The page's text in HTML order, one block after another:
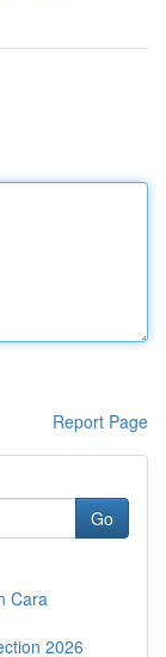
Report Page
Go
Cara
2026